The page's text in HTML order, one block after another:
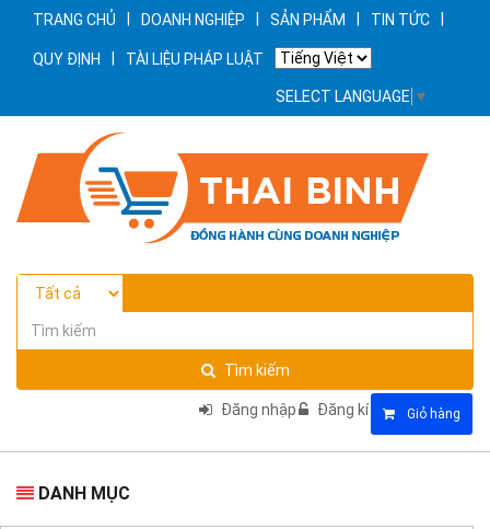
TRANG CHỦ DOANH NGHIỆP SẢN PHẨM TIN TỨC
QUY ĐỊNH TÀI LIỆU PHÁP LUẬT
SELECT LANGUAGE ▼
Tìm kiếm
Đăng nhập Đăng kí Giỏ hàng
DANH MỤC